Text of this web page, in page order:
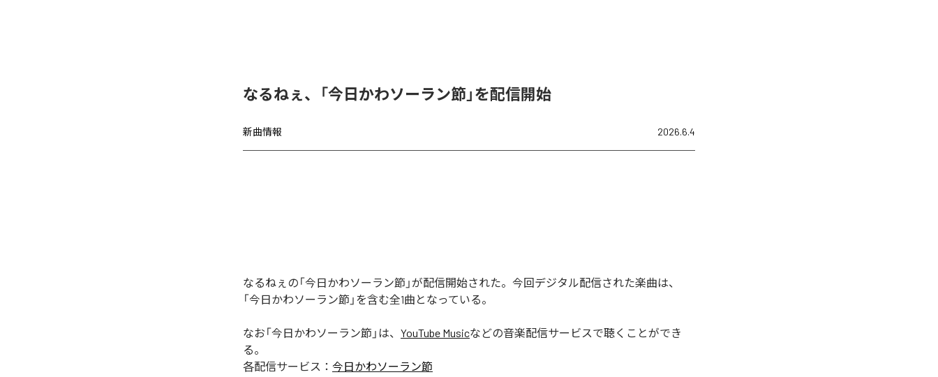
なるねぇ、「今日かわソーラン節」を配信開始
新曲情報 2026.6.4
なるねぇの「今日かわソーラン節」が配信開始された。今回デジタル配信された楽曲は、
「今日かわソーラン節」を含む全1曲となっている。
なお「今日かわソーラン節 」は、 YouTube Musicなどの音楽配信サービスで聴くことができ
る。
各配信サービス： 今日かわソーラン節